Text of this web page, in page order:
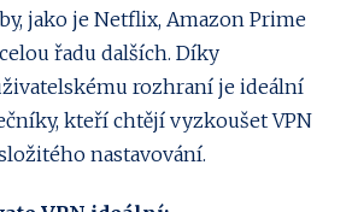
jako je Netflix, Amazon Prime
řadu dalších. Díky
rozhraní je ideální
kteří chtějí vyzkoušet VPN
nastavování.